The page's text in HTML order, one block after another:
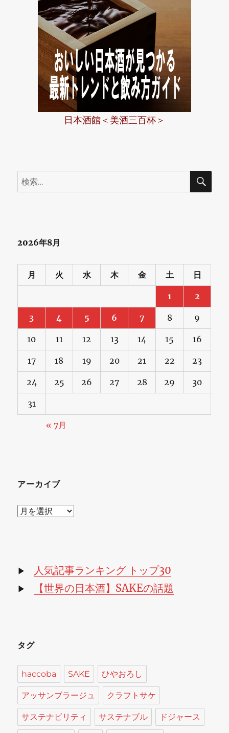
来
店
（宗
像）
再
始
動
に
見
る
日本酒館＜美酒三百杯＞
検
索:
検
2026年8月
月 火 水 木 金 土 日
1 2
3 4 5 6 7 8 9
10 11 12 13 14 15 16
17 18 19 20 21 22 23
24 25 26 27 28 29 30
31
« 7月
アーカイブ
ア
ブ
▶ 人気記事ランキング トップ30
▶ 【世界の日本酒】SAKEの話題
タグ
haccoba SAKE ひやおろし
アッサンブラージュ クラフトサケ
サステナビリティ サステナブル ドジャース